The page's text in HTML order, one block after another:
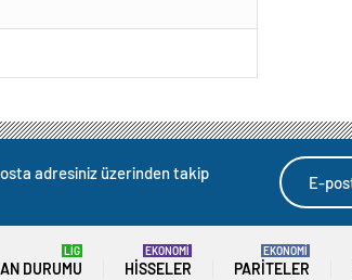
adresiniz üzerinden takip
DURUMU
LİG
HISSELER
EKONOMİ
PARITELER
EKONOMİ